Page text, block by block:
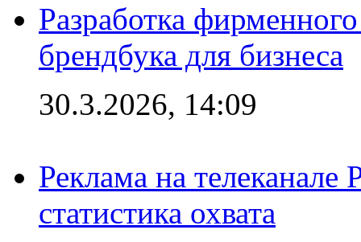
Разработка
брендбука для бизнеса
30.3.2026, 14:09
Реклама на
статистика охвата